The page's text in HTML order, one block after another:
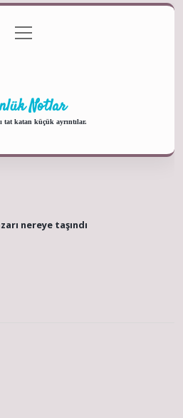
Politikası
menüyü
aç
Notlar
tat katan küçük ayrıntılar.
nereye taşındı